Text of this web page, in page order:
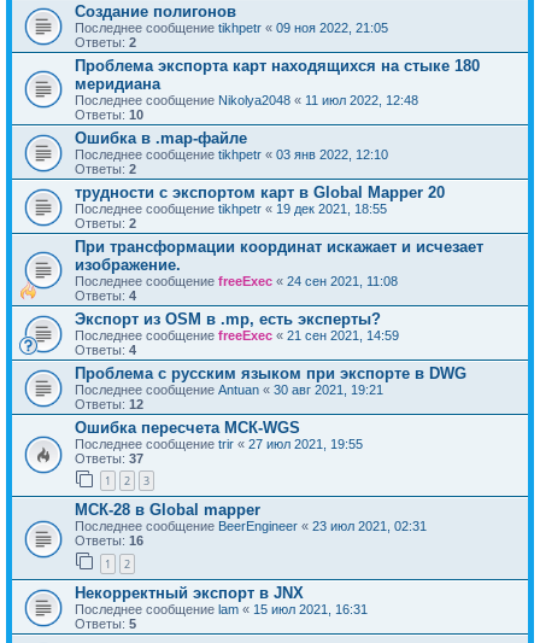
Создание полигонов
Последнее сообщение tikhpetr « 09 ноя 2022, 21:05
Ответы: 2
Проблема экспорта карт находящихся на стыке 180
меридиана
Последнее сообщение Nikolya2048 « 11 июл 2022, 12:48
Ответы: 10
Ошибка в .map-файле
Последнее сообщение tikhpetr « 03 янв 2022, 12:10
Ответы: 2
трудности с экспортом карт в Global Mapper 20
Последнее сообщение tikhpetr « 19 дек 2021, 18:55
Ответы: 2
При трансформации координат искажает и исчезает
изображение.
Последнее сообщение freeExec « 24 сен 2021, 11:08
Ответы: 4
Экспорт из OSM в .mp, есть эксперты?
Последнее сообщение freeExec « 21 сен 2021, 14:59
Ответы: 4
Проблема с русским языком при экспорте в DWG
Последнее сообщение Antuan « 30 авг 2021, 19:21
Ответы: 12
Ошибка пересчета МСК-WGS
Последнее сообщение trir « 27 июл 2021, 19:55
Ответы: 37
1 2 3
МСК-28 в Global mapper
Последнее сообщение BeerEngineer « 23 июл 2021, 02:31
Ответы: 16
1 2
Некорректный экспорт в JNX
Последнее сообщение lam « 15 июл 2021, 16:31
Ответы: 5